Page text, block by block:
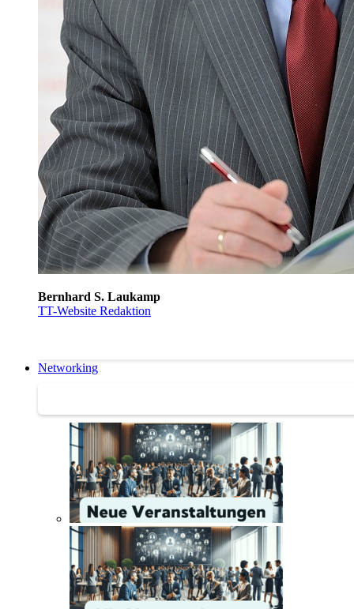
Bernhard S. Laukamp
TT-Website Redaktion
Networking